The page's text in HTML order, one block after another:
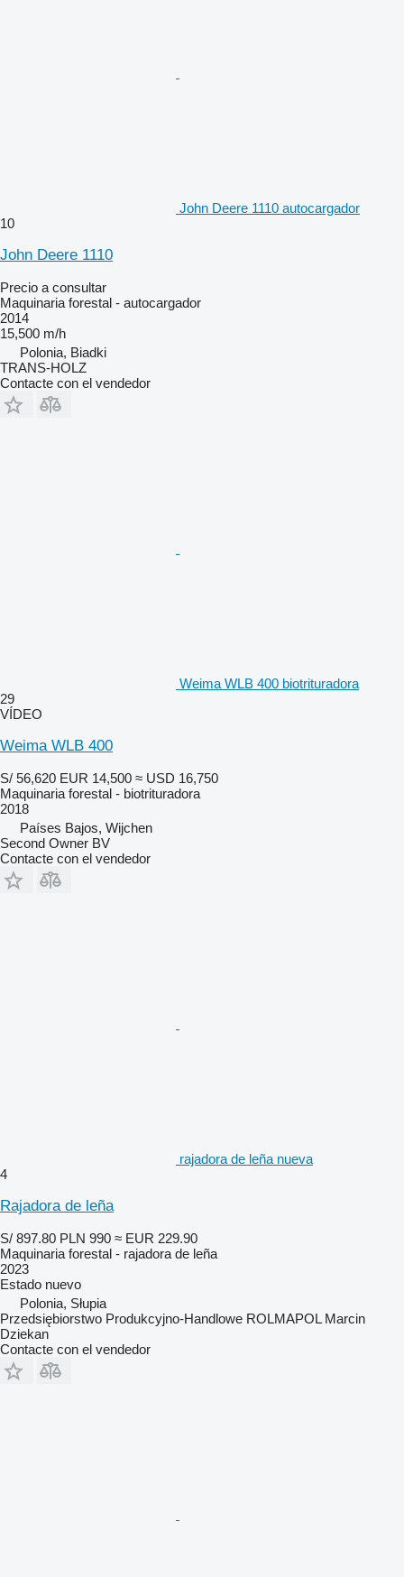
John Deere 1110 autocargador
10
John Deere 1110
Precio a consultar
Maquinaria forestal - autocargador
2014
15,500 m/h
Polonia, Biadki
TRANS-HOLZ
Contacte con el vendedor
Weima WLB 400 biotrituradora
29
VÍDEO
Weima WLB 400
S/ 56,620 EUR 14,500 ≈ USD 16,750
Maquinaria forestal - biotrituradora
2018
Países Bajos, Wijchen
Second Owner BV
Contacte con el vendedor
rajadora de leña nueva
4
Rajadora de leña
S/ 897.80 PLN 990 ≈ EUR 229.90
Maquinaria forestal - rajadora de leña
2023
Estado nuevo
Polonia, Słupia
Przedsiębiorstwo Produkcyjno-Handlowe ROLMAPOL Marcin
Dziekan
Contacte con el vendedor